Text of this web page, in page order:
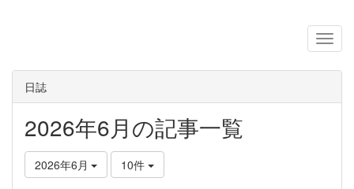
日誌
2026年6月の記事一覧
2026年6月 10件